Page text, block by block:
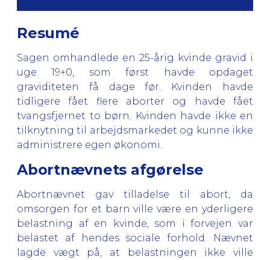
Resumé
Sagen omhandlede en 25-årig kvinde gravid i
uge 19+0, som først havde opdaget
graviditeten få dage før. Kvinden havde
tidligere fået flere aborter og havde fået
tvangsfjernet to børn. Kvinden havde ikke en
tilknytning til arbejdsmarkedet og kunne ikke
administrere egen økonomi.
Abortnævnets afgørelse
Abortnævnet gav tilladelse til abort, da
omsorgen for et barn ville være en yderligere
belastning af en kvinde, som i forvejen var
belastet af hendes sociale forhold. Nævnet
lagde vægt på, at belastningen ikke ville